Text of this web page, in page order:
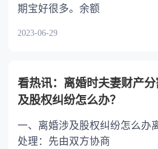
期宝好很多。余额
2023-06-29
看热讯：离婚时夫妻财产
及股权纠纷怎么办？
一、离婚涉及股权纠纷怎么办
处理：先由双方协商